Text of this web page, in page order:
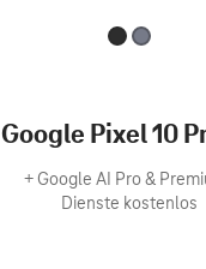
Google Pixel 10
+Google AI Pro &
Dienste kostenlos